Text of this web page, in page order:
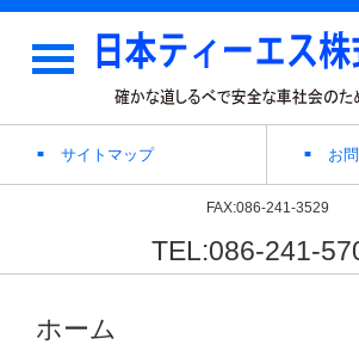
サイトマップ お
FAX:086-241-3529
TEL:086-241-
ホーム